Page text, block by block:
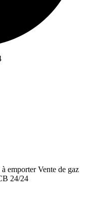
à emporterVente de gaz
24/24